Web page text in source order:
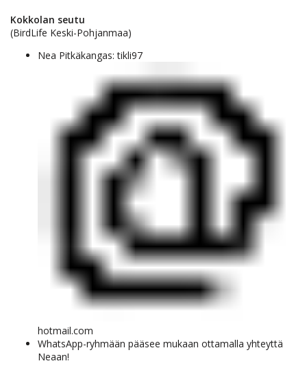
Kokkolan seutu
(BirdLife Keski-Pohjanmaa)
Nea Pitkäkangas: tikli97
hotmail.com
WhatsApp-ryhmään pääsee mukaan ottamalla yhteyttä
Neaan!